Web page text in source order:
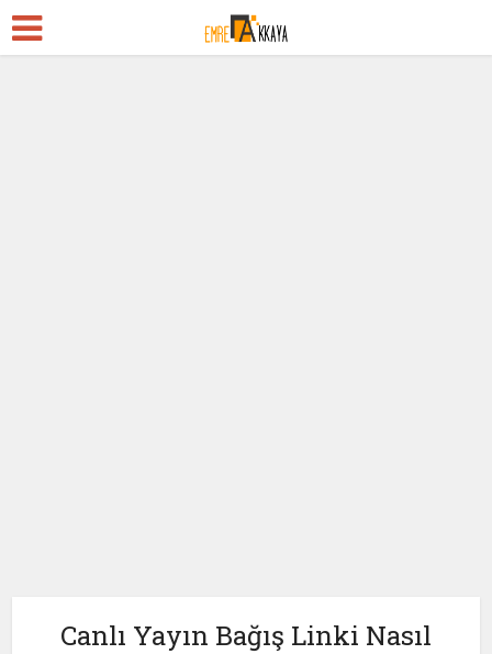
Canlı Yayın Bağış Linki Nasıl